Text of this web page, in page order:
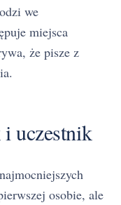
we
miejsca
że pisze z
uczestnik
osobie, ale